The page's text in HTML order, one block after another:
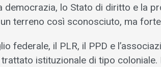
democrazia, lo Stato di diritto e la
terreno così sconosciuto, ma
federale, il PLR, il PPD e
istituzionale di tipo coloniale.